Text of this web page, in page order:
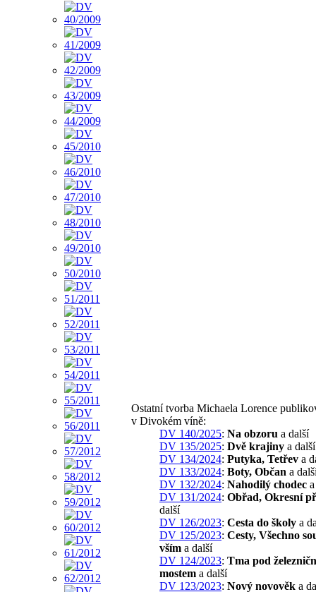
Ostatní tvorba Michaela Lorence
v Divokém víně:
DV 140/2025: Na obzoru a další
DV 135/2025: Dvě krajiny a další
DV 134/2024: Putyka, Tetřev a
DV 133/2024: Boty, Občan a
DV 132/2024: Nahodilý chodec
DV 131/2024: Obřad, Okresní
další
DV 126/2023: Cesta do školy a
DV 125/2023: Cesty, Všechno
vším a další
DV 124/2023: Tma pod
mostem a další
DV 123/2023: Nový novověk a